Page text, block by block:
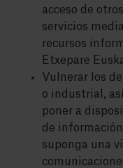
acceso de
servicios
recursos
Etxepare
Vulnerar los
o industrial,
poner a
de
suponga una